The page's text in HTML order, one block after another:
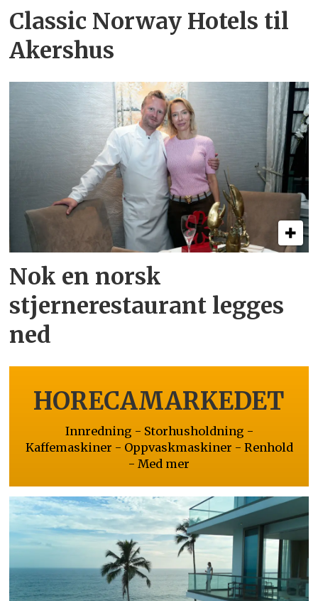
Classic Norway Hotels til
Akershus
Nok en norsk
stjernerestaurant legges
ned
HORECAMARKEDET
Innredning - Storhusholdning -
Kaffemaskiner - Oppvaskmaskiner - Renhold
- Med mer